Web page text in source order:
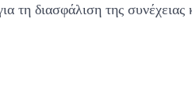
τη διασφάλιση της